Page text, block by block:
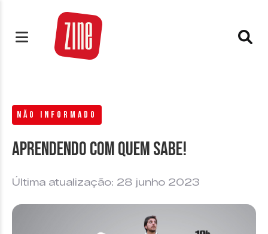
NÃO INFORMADO
Aprendendo com quem sabe!
Última atualização: 28 junho 2023